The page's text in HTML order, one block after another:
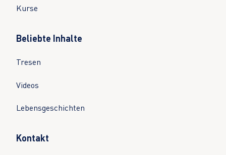
Kurse
Beliebte Inhalte
Tresen
Videos
Lebensgeschichten
Kontakt